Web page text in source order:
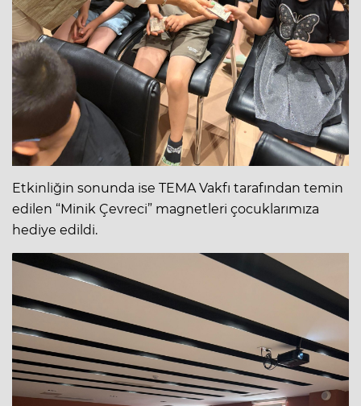
Etkinliğin sonunda ise TEMA Vakfı tarafından temin
edilen “Minik Çevreci” magnetleri çocuklarımıza
hediye edildi.